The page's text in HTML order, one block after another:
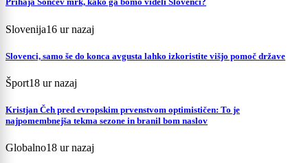
Slovenija16 ur nazaj
Slovenci, samo še do konca avgusta lahko izkoristite višjo pomoč države
Šport18 ur nazaj
Kristjan Čeh pred evropskim prvenstvom optimističen: To je
najpomembnejša tekma sezone in branil bom naslov
Globalno18 ur nazaj